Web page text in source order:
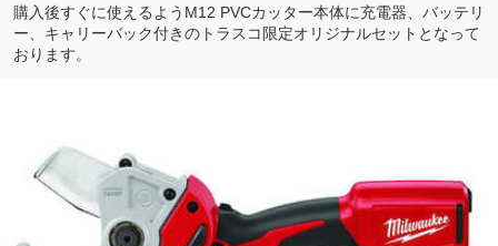
購入後すぐに使えるようM12 PVCカッター本体に充電器、バッテリ
ー、キャリーバック付きのトラスコ限定オリジナルセットとなって
おります。